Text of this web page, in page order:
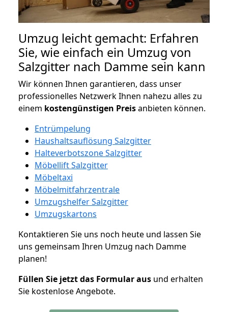
Umzug leicht gemacht: Erfahren
Sie, wie einfach ein Umzug von
Salzgitter nach Damme sein kann
Wir können Ihnen garantieren, dass unser
professionelles Netzwerk Ihnen nahezu alles zu
einem kostengünstigen Preisanbieten können.
Entrümpelung
Haushaltsauflösung Salzgitter
Halteverbotszone Salzgitter
Möbellift Salzgitter
Möbeltaxi
Möbelmitfahrzentrale
Umzugshelfer Salzgitter
Umzugskartons
Kontaktieren Sie uns noch heute und lassen Sie
uns gemeinsam Ihren Umzug nach Damme
planen!
Füllen Sie jetzt das Formular aus und erhalten
Sie kostenlose Angebote.